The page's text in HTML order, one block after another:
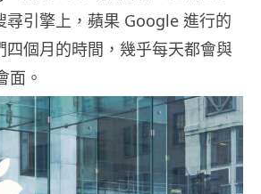
尋引擎上，蘋果 Google 進行的
四個月的時間，幾乎每天都會與
面。